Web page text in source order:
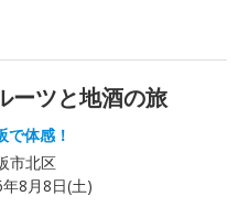
ーツと地酒の旅
で体感！
市北区
8月8日(土)